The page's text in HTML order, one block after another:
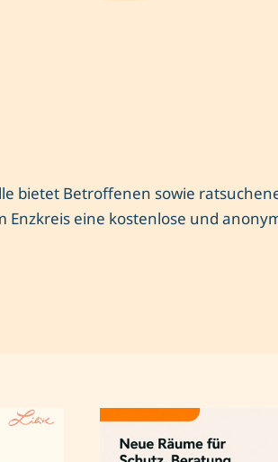
bietet Betroffenen sowie
Enzkreis eine kostenlose und